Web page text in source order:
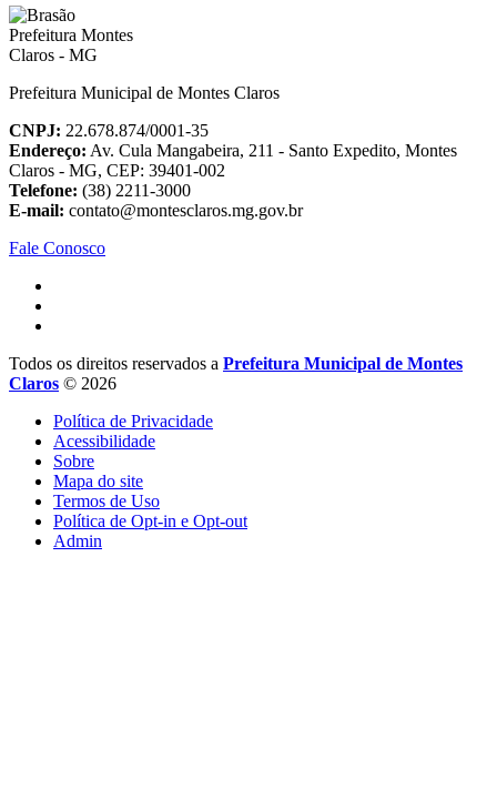
Prefeitura Municipal de Montes Claros
CNPJ: 22.678.874/0001-35
Endereço: Av. Cula Mangabeira, 211 - Santo Expedito, Montes
Claros - MG, CEP: 39401-002
Telefone: (38) 2211-3000
E-mail: contato@montesclaros.mg.gov.br
Fale Conosco
Todos os direitos reservados a Prefeitura Municipal de Montes
Claros © 2026
Política de Privacidade
Acessibilidade
Sobre
Mapa do site
Termos de Uso
Política de Opt-in e Opt-out
Admin